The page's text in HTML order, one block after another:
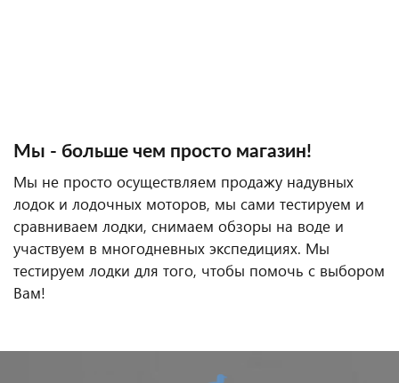
Мы - больше чем просто магазин!
Мы не просто осуществляем продажу надувных
лодок и лодочных моторов, мы сами тестируем и
сравниваем лодки, снимаем обзоры на воде и
участвуем в многодневных экспедициях. Мы
тестируем лодки для того, чтобы помочь с выбором
Вам!